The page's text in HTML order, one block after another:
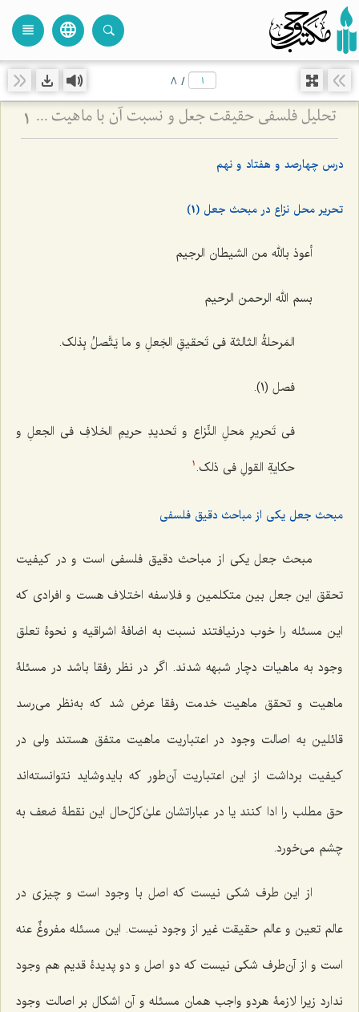
language
view_headline
/
8
تحلیل فلسفی حقیقت جعل و نسبت آن با ماهیت - بررسی اعتباریت ماهیت در پرتو اصالت وجود 1
درس چهارصد و هفتاد و نهم
تحریر محل نزاع در مبحث جعل (1)
أعوذ بالله من الشیطان الرجیم
بسم الله الرحمن الرحیم
المَرحلةُ الثالثة فی تَحقیقِ الجَعلِ و ما یَتَّصلُ بِذلک‌.
فصل (1).
فی تَحریرِ مَحلِ النِّزاع و تَحدیدِ حریمِ الخلافِ فی الجعلِ و
حکایةِ القولِ فی ذلک. 1
مبحث جعل یکی از مباحث دقیق فلسفی
مبحث جعل یکی از مباحث دقیق فلسفی است و در کیفیت
تحقق این جعل بین متکلمین و فلاسفه اختلاف هست و افرادی که
این مسئله را خوب درنیافتند نسبت به اضافۀ اشراقیه و نحوۀ تعلق
وجود به ماهیات دچار شبهه شدند. اگر در نظر رفقا باشد در مسئلۀ
ماهیت و تحقق ماهیت خدمت رفقا عرض شد که به‌نظر می‌رسد
قائلین به اصالت وجود در اعتباریت ماهیت متفق هستند ولی در
کیفیت برداشت از این اعتباریت آن‌طور که بایدوشاید نتوانسته‌اند
حق مطلب را ادا کنند یا در عباراتشان علیٰ‌کلّ‌حال این نقطۀ ضعف به
چشم می‌خورد.
از این طرف شکی نیست که اصل با وجود است و چیزی در
عالم تعین و عالم حقیقت غیر از وجود نیست. این مسئله مفروغٌ عنه
است و از آن‌طرف شکی نیست که دو اصل و دو پدیدۀ قدیم ‌هم وجود
ندارد زیرا لازمۀ هردو واجب همان مسئله و آن اشکال بر اصالت وجود